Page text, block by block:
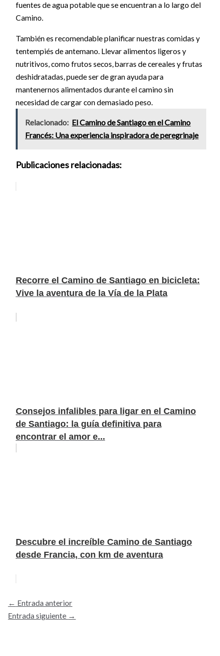
fuentes de agua potable que se encuentran a lo largo del
Camino.
También es recomendable planificar nuestras comidas y
tentempiés de antemano. Llevar alimentos ligeros y
nutritivos, como frutos secos, barras de cereales y frutas
deshidratadas, puede ser de gran ayuda para
mantenernos alimentados durante el camino sin
necesidad de cargar con demasiado peso.
Relacionado: El Camino de Santiago en el Camino
Francés: Una experiencia inspiradora de peregrinaje
Publicaciones relacionadas:
Recorre el Camino de Santiago en bicicleta:
Vive la aventura de la Vía de la Plata
Consejos infalibles para ligar en el Camino
de Santiago: la guía definitiva para
encontrar el amor e...
Descubre el increíble Camino de Santiago
desde Francia, con km de aventura
← Entrada anterior
Entrada siguiente →